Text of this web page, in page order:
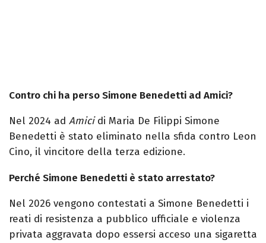
Contro chi ha perso Simone Benedetti ad Amici?
Nel 2024 ad Amicidi Maria De Filippi Simone
Benedetti è stato eliminato nella sfida contro Leon
Cino, il vincitore della terza edizione.
Perché Simone Benedetti è stato arrestato?
Nel 2026 vengono contestati a Simone Benedetti i
reati di resistenza a pubblico ufficiale e violenza
privata aggravata dopo essersi acceso una sigaretta